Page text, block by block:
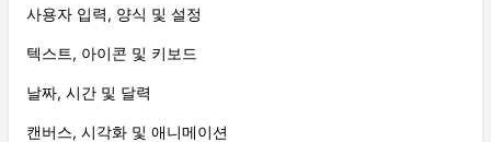
사용자 입력, 양식 및 설정
텍스트, 아이콘 및 키보드
날짜, 시간 및 달력
캔버스, 시각화 및 애니메이션